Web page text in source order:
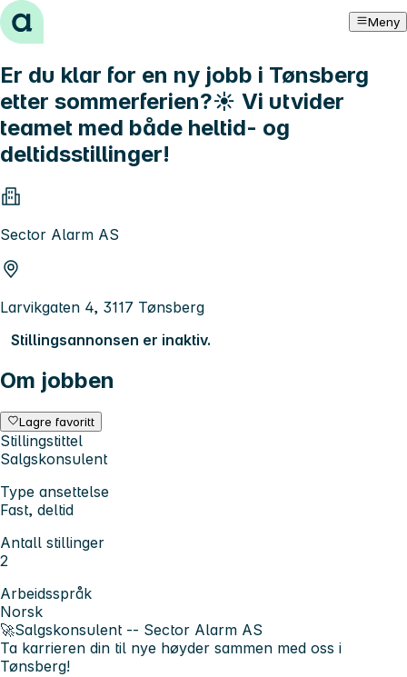
Hopp til innhold Meny
Er du klar for en ny jobb i Tønsberg
etter sommerferien?☀️ Vi utvider
teamet med både heltid- og
deltidsstillinger!
Sector Alarm AS
Larvikgaten 4, 3117 Tønsberg
Stillingsannonsen er inaktiv.
Om jobben
Lagre favoritt
Stillingstittel
Salgskonsulent
Type ansettelse
Fast, deltid
Antall stillinger
2
Arbeidsspråk
Norsk
🚀Salgskonsulent -- Sector Alarm AS
Ta karrieren din til nye høyder sammen med oss i
Tønsberg!